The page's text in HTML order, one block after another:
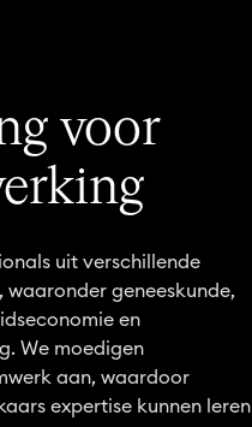
voor
uit verschillende
waaronder geneeskunde,
en
We moedigen
aan, waardoor
expertise kunnen leren